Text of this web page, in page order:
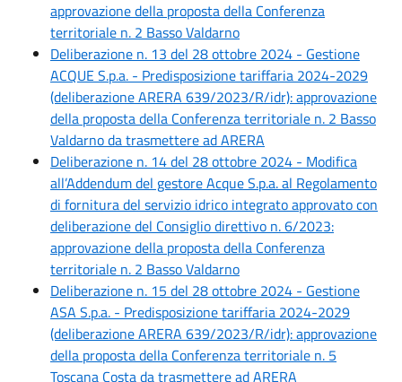
approvazione della proposta della Conferenza
territoriale n. 2 Basso Valdarno
Deliberazione n. 13 del 28 ottobre 2024 - Gestione
ACQUE S.p.a. - Predisposizione tariffaria 2024-2029
(deliberazione ARERA 639/2023/R/idr): approvazione
della proposta della Conferenza territoriale n. 2 Basso
Valdarno da trasmettere ad ARERA
Deliberazione n. 14 del 28 ottobre 2024 - Modifica
all’Addendum del gestore Acque S.p.a. al Regolamento
di fornitura del servizio idrico integrato approvato con
deliberazione del Consiglio direttivo n. 6/2023:
approvazione della proposta della Conferenza
territoriale n. 2 Basso Valdarno
Deliberazione n. 15 del 28 ottobre 2024 - Gestione
ASA S.p.a. - Predisposizione tariffaria 2024-2029
(deliberazione ARERA 639/2023/R/idr): approvazione
della proposta della Conferenza territoriale n. 5
Toscana Costa da trasmettere ad ARERA